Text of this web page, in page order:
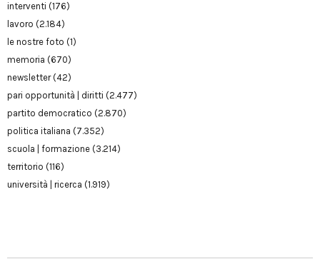
interventi (176)
lavoro (2.184)
le nostre foto (1)
memoria (670)
newsletter(42)
pari opportunità | diritti (2.477)
partito democratico (2.870)
politica italiana (7.352)
scuola | formazione (3.214)
territorio (116)
università | ricerca (1.919)